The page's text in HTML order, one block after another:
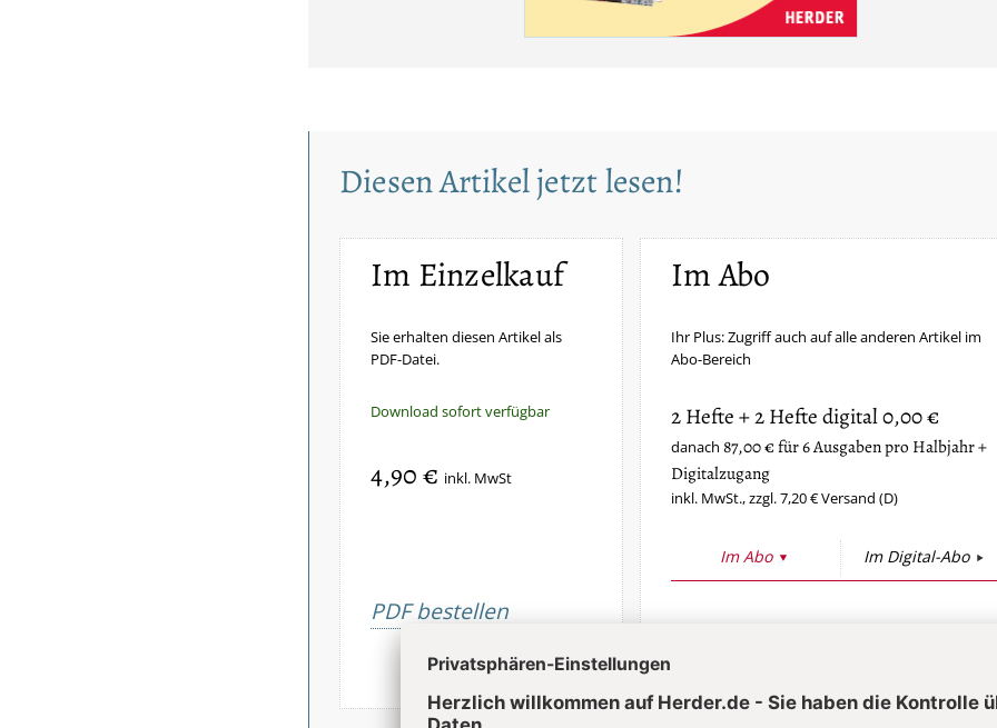
Diesen Artikel jetzt lesen!
Im Einzelkauf
Sie erhalten diesen Artikel als
PDF-Datei.
Download sofort verfügbar
4,90 € inkl. MwSt
PDF bestellen
Im Abo
Ihr Plus: Zugriff auch auf alle anderen Artikel im
Abo-Bereich
2 Hefte + 2 Hefte digital 0,00 €
danach 87,00 € für 6 Ausgaben pro Halbjahr +
Digitalzugang
inkl. MwSt., zzgl. 7,20 € Versand (D)
Im Abo Im Digital-Abo